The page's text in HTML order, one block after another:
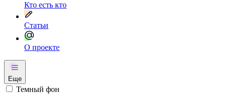
Кто есть кто
Статьи
О проекте
Еще
Темный фон